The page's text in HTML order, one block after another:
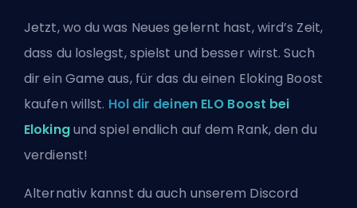
Jetzt, wo du was Neues gelernt hast, wird’s Zeit,
dass du loslegst, spielst und besser wirst. Such
dir ein Game aus, für das du einen Eloking Boost
kaufen willst. Hol dir deinen ELO Boost bei
Elokingund spiel endlich auf dem Rank, den du
verdienst!
Alternativ kannst du auch unserem Discord